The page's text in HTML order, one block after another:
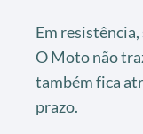
Em
O Moto não
também fica
prazo.